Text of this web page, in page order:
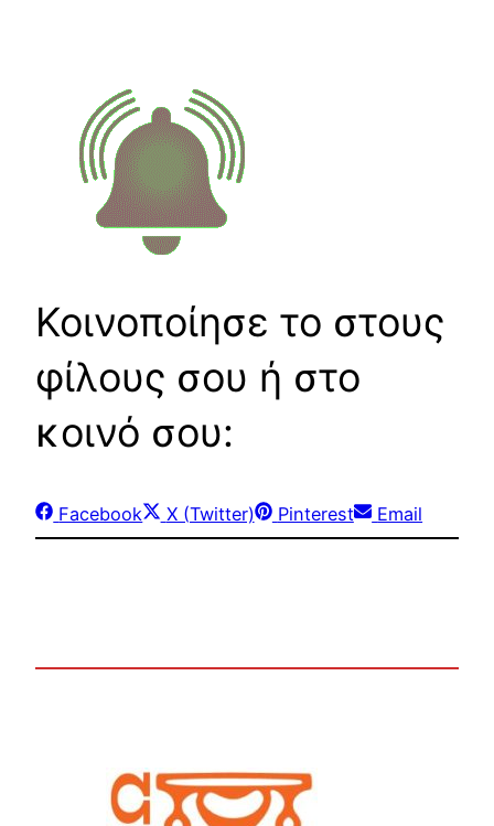
Κοινοποίησε το στους
φίλους σου ή στο
κοινό σου:
Share
on
Facebook
Share
on
X (Twitter)
Share
on
Pinterest
Share
on
Email